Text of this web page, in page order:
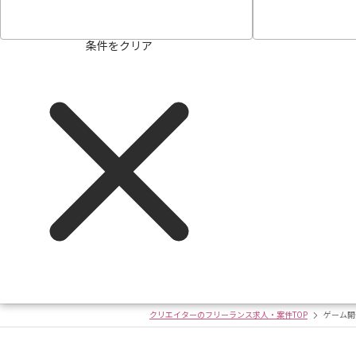
条件をクリア
クリエイターのフリーランス求人・案件TOP ゲーム